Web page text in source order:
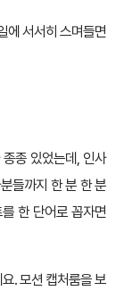
에 서서히 스며들면
종 있었는데, 인사
들까지 한 분 한 분
한 단어로 꼽자면
. 모션 캡처룸을 보